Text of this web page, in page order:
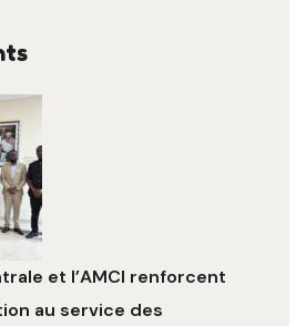
et l’AMCI renforcent
au service des